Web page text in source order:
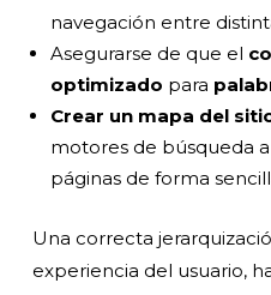
navegación entre
Asegurarse de que el
optimizado para
Crear un mapa del
motores de búsqueda
páginas de forma
Una correcta
experiencia del usuario,